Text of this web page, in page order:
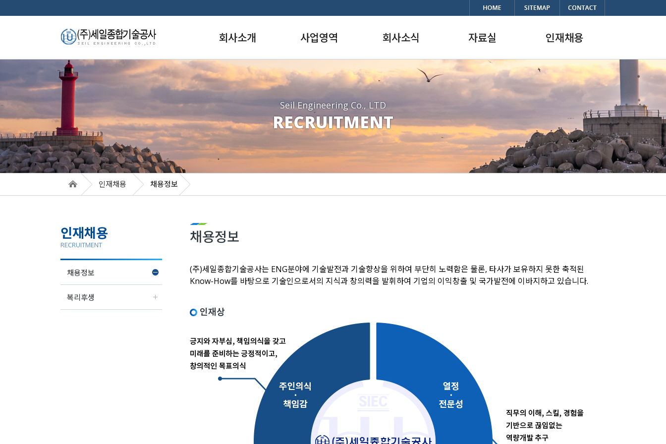
채용정보
복리후생
인재채용 채용정보
RECRUITMENT
인재채용
Seil Engineering Co., LTD
RECRUITMENT
채용정보
회사소개
인사말
경영이념
주요연혁
업면허
조직도
품질경영
특허/신기술
오시는 길
사업영역
항만부
도시계획부
도시설계부
도로부
구조부
상하수도부
감리부
기술연구소
회사소식
사내소식
갤러리
동호회
자료실
자료실
한국의 항만
인재채용
채용정보
복리후생
(주)세일종합기술공사는 ENG분야에 기술발전과 기술향상을 위하여 부단히 노력함은 물론, 타사가 보유하지 못한 축적된
Know-How를 바탕으로 기술인으로서의 지식과 창의력을 발휘하여 기업의 이익창출 및 국가발전에 이바지하고 있습니다.
인재상